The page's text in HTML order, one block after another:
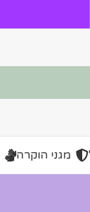
מגני הוקרה